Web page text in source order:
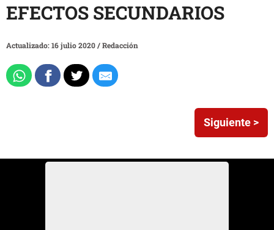
EFECTOS SECUNDARIOS
Actualizado: 16 julio 2020/Redacción
Siguiente >